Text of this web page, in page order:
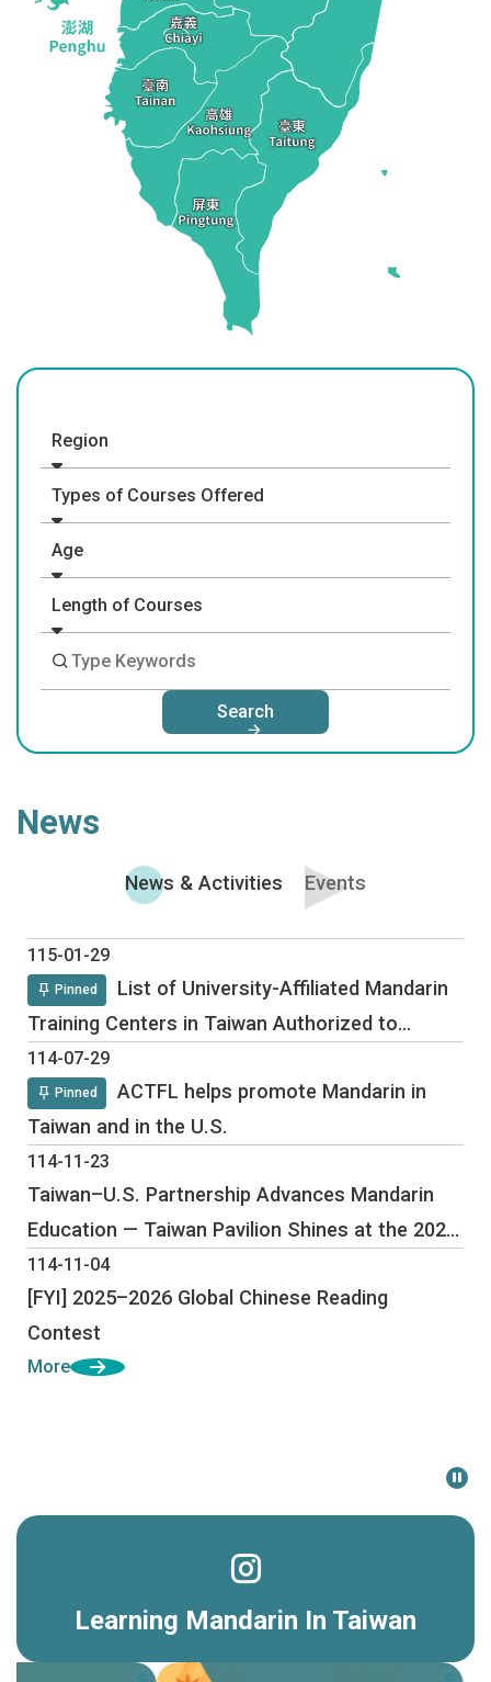
Region
Types of Courses Offered
Age
Length of Courses
Search
News
News & Activities Events
News & Activities
115-01-29
Pinned
List of University-Affiliated Mandarin
Training Centers in Taiwan Authorized to
Recruit Overseas Students for Academic Year
114 (2025–2026)
114-07-29
Pinned
ACTFL helps promote Mandarin in
Taiwan and in the U.S.
114-11-23
Taiwan–U.S. Partnership Advances Mandarin
Education — Taiwan Pavilion Shines at the 2025
ACTFL Annual Convention, Showcasing
Taiwan’s Educational and Cultural Soft Power
114-11-04
[FYI] 2025–2026 Global Chinese Reading
Contest
More
Learning Mandarin In Taiwan